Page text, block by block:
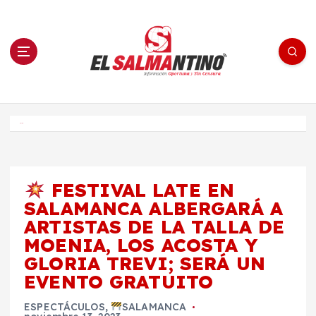
n El Salmantino - medios/noticias/editorial
FESTIVAL LATE EN
SALAMANCA ALBERGARÁ A
ARTISTAS DE LA TALLA DE
MOENIA, LOS ACOSTA Y
GLORIA TREVI; SERÁ UN
EVENTO GRATUITO
ESPECTÁCULOS, SALAMANCA